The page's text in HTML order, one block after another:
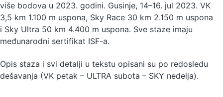
više bodova u 2023. godini. Gusinje, 14–16. jul 2023. VK
3,5 km 1.100 m uspona, Sky Race 30 km 2.150 m uspona
i Sky Ultra 50 km 4.400 m uspona. Sve staze imaju
međunarodni sertifikat ISF-a.
Opis staza i svi detalji u tekstu opisani su po redosledu
dešavanja (VK petak – ULTRA subota – SKY nedelja).